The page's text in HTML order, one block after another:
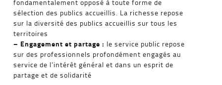
fondamentalement opposé à toute forme de
sélection des publics accueillis. La richesse repose
sur la diversité des publics accueillis sur tous les
territoires
– Engagement et partage : le service public repose
sur des professionnels profondément engagés au
service de l’intérêt général et dans un esprit de
partage et de solidarité